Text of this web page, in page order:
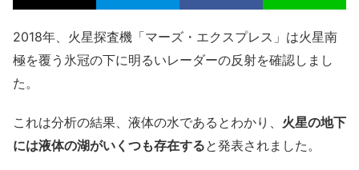
2018年、火星探査機「マーズ・エクスプレス」は火星南
極を覆う氷冠の下に明るいレーダーの反射を確認しまし
た。
これは分析の結果、液体の水であるとわかり、 火星の地下
には液体の湖がいくつも存在すると発表されました。